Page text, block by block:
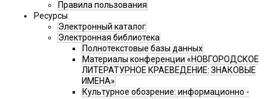
Правила пользования
Ресурсы
Электронный каталог
Электронная библиотека
Полнотекстовые базы данных
Материалы конференции «НОВГОРОДСКОЕ
ЛИТЕРАТУРНОЕ КРАЕВЕДЕНИЕ: ЗНАКОВЫЕ
ИМЕНА»
Культурное обозрение: информационно -